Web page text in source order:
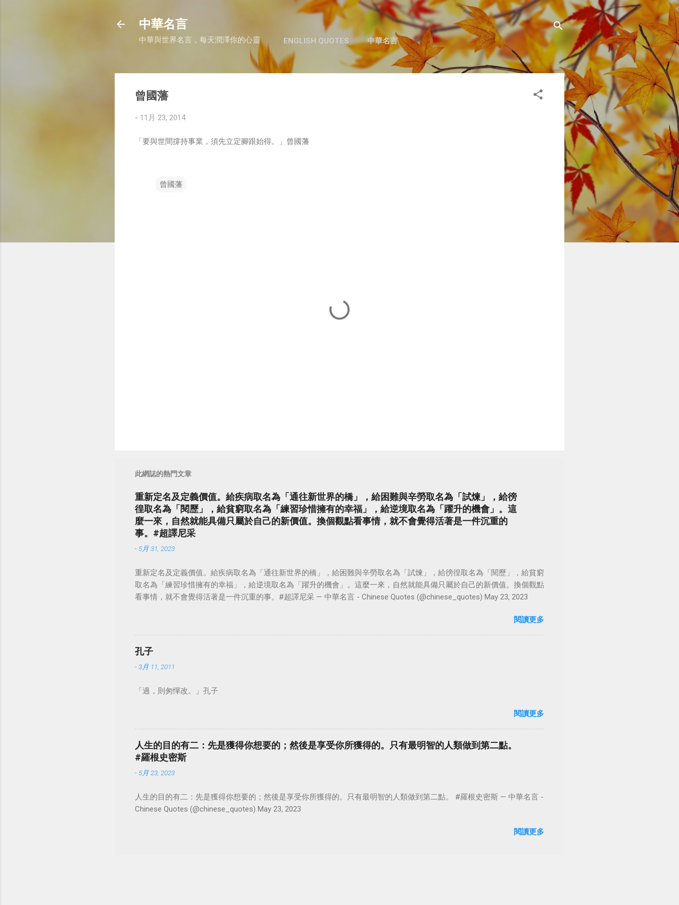
跳至主要內容
中華名言
中華與世界名言，每天潤澤你的心靈 ENGLISH QUOTES 中華名言
曾國藩
- 11月 23, 2014
「要與世間撐持事業，須先立定腳跟始得。」曾國藩
曾國藩
此網誌的熱門文章
重新定名及定義價值。給疾病取名為「通往新世界的橋」，給困難與辛勞取名為「試煉」，給徬
徨取名為「閱歷」，給貧窮取名為「練習珍惜擁有的幸福」，給逆境取名為「躍升的機會」。這
麼一來，自然就能具備只屬於自己的新價值。換個觀點看事情，就不會覺得活著是一件沉重的
事。#超譯尼采
- 5月 31, 2023
重新定名及定義價值。給疾病取名為「通往新世界的橋」，給困難與辛勞取名為「試煉」，給徬徨取名為「閱歷」，給貧窮
取名為「練習珍惜擁有的幸福」，給逆境取名為「躍升的機會」。這麼一來，自然就能具備只屬於自己的新價值。換個觀點
看事情，就不會覺得活著是一件沉重的事。#超譯尼采 — 中華名言 - Chinese Quotes (@chinese_quotes) May 23, 2023
閱讀更多
孔子
-3月 11, 2011
「過，則匆憚改。」孔子
閱讀更多
人生的目的有二：先是獲得你想要的；然後是享受你所獲得的。只有最明智的人類做到第二點。
#羅根史密斯
- 5月 23, 2023
人生的目的有二：先是獲得你想要的；然後是享受你所獲得的。只有最明智的人類做到第二點。 #羅根史密斯 — 中華名言 -
Chinese Quotes (@chinese_quotes) May 23, 2023
閱讀更多